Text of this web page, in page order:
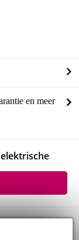
en meer
elektrische